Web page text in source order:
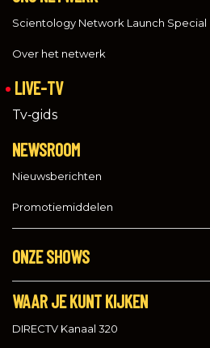
Scientology Network Launch Special
Over het netwerk
LIVE-TV
Tv‑gids
NEWSROOM
Nieuwsberichten
Promotiemiddelen
ONZE SHOWS
WAAR JE KUNT KIJKEN
DIRECTV Kanaal 320